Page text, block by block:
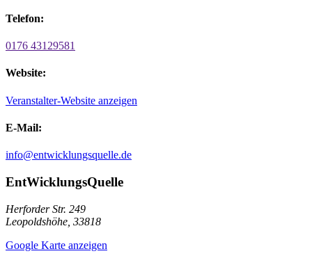
Telefon:
0176 43129581
Website:
Veranstalter-Website anzeigen
E-Mail:
info@entwicklungsquelle.de
EntWicklungsQuelle
Herforder Str. 249
Leopoldshöhe 33818
Google Karte anzeigen